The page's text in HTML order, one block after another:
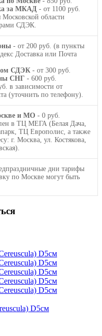
за МКАД - от 1100 руб.
области
СДЭК.
- от 200 руб. (в пункты
Доставка или Почта
СДЭК - от 300 руб.
СНГ - 600 руб.
в зависимости от
(уточнить по телефону).
и МО - 0 руб.
в ТЦ МЕГА (Белая Дача,
ТЦ Европолис, а также
г. Москва, ул. Костякова,
дни тарифы
по Москве могут быть
D5см